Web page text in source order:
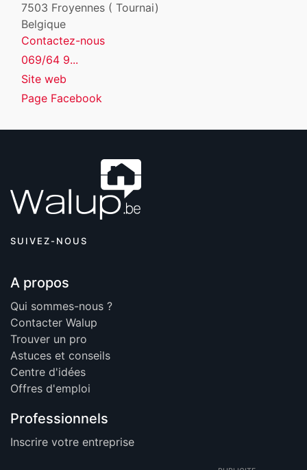
7503 Froyennes ( Tournai)
Belgique
Contactez-nous
069/64 9...
Site web
Page Facebook
SUIVEZ-NOUS
A propos
Qui sommes-nous ?
Contacter Walup
Trouver un pro
Astuces et conseils
Centre d'idées
Offres d'emploi
Professionnels
Inscrire votre entreprise